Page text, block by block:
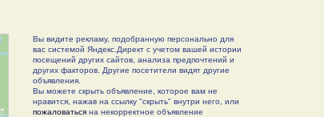
Вы видите рекламу, подобранную персонально для
вас системой Яндекс.Директ с учетом вашей истории
посещений других сайтов, анализа предпочтений и
других факторов. Другие посетители видят другие
объявления.
Вы можете скрыть объявление, которое вам не
нравится, нажав на ссылку "скрыть" внутри него, или
пожаловатьсяна некорректное объявление